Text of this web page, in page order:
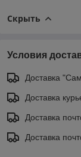
Скрыть
Условия
Доставка
Доставка
Доставка
Доставка